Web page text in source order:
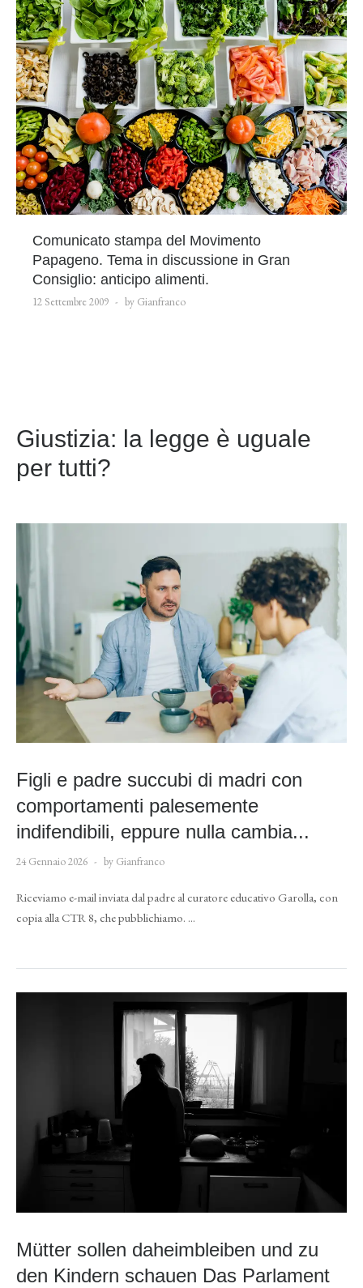
Comunicato stampa del Movimento
Papageno. Tema in discussione in Gran
Consiglio: anticipo alimenti.
12 Settembre 2009 by Gianfranco
Giustizia: la legge è uguale
per tutti?
Figli e padre succubi di madri con
comportamenti palesemente
indifendibili, eppure nulla cambia...
24 Gennaio 2026 by Gianfranco
Riceviamo e-mail inviata dal padre al curatore educativo Garolla, con
copia alla CTR 8, che pubblichiamo. ...
Mütter sollen daheimbleiben und zu
den Kindern schauen Das Parlament